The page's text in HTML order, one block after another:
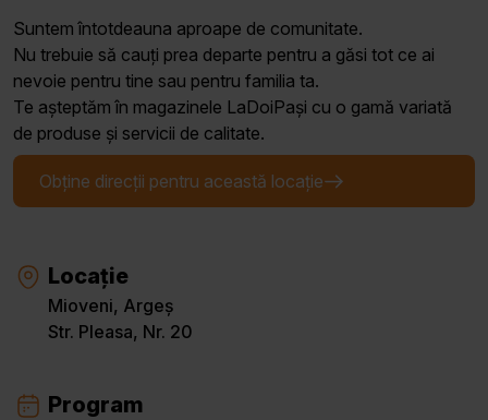
Suntem întotdeauna aproape de comunitate.
Nu trebuie să cauți prea departe pentru a găsi tot ce ai
nevoie pentru tine sau pentru familia ta.
Te așteptăm în magazinele LaDoiPași cu o gamă variată
de produse și servicii de calitate.
Obține direcții pentru această locație
Locație
Mioveni, Argeș
Str. Pleasa, Nr. 20
Program